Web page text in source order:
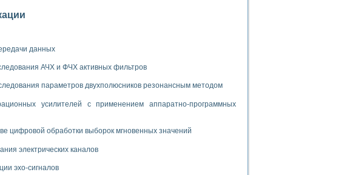
и оптических монокристаллов
полигармонической экстраполяции
данных
АЧХ и ФЧХ активных фильтров
параметров двухполюсников резонансным методом
усилителей с применением аппаратно-программных
цифровой обработки выборок мгновенных значений
электрических каналов
эхо-сигналов